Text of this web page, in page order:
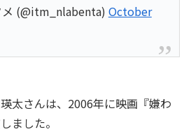
(@itm_nlabenta) October
太さんは、2006年に映画『嫌わ
ました。